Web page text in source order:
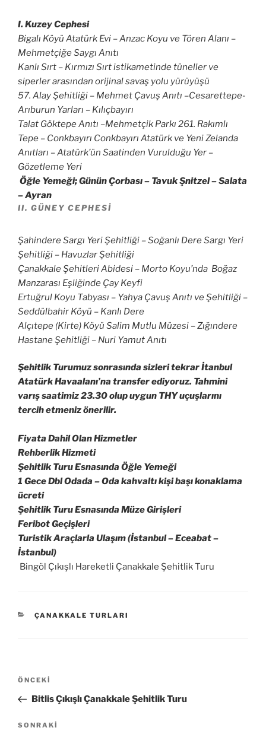
I. Kuzey Cephesi
Bigalı Köyü Atatürk Evi – Anzac Koyu ve Tören Alanı –
Mehmetçiğe Saygı Anıtı
Kanlı Sırt – Kırmızı Sırt istikametinde tüneller ve
siperler arasından orijinal savaş yolu yürüyüşü
57. Alay Şehitliği – Mehmet Çavuş Anıtı –Cesarettepe-
Arıburun Yarları – Kılıçbayırı
Talat Göktepe Anıtı –Mehmetçik Parkı 261. Rakımlı
Tepe – Conkbayırı Conkbayırı Atatürk ve Yeni Zelanda
Anıtları – Atatürk’ün Saatinden Vurulduğu Yer –
Gözetleme Yeri
Öğle Yemeği; Günün Çorbası – Tavuk Şnitzel – Salata
– Ayran
II. GÜNEY CEPHESI
Şahindere Sargı Yeri Şehitliği – Soğanlı Dere Sargı Yeri
Şehitliği – Havuzlar Şehitliği
Çanakkale Şehitleri Abidesi – Morto Koyu’nda Boğaz
Manzarası Eşliğinde Çay Keyfi
Ertuğrul Koyu Tabyası – Yahya Çavuş Anıtı ve Şehitliği –
Seddülbahir Köyü – Kanlı Dere
Alçıtepe (Kirte) Köyü Salim Mutlu Müzesi – Zığındere
Hastane Şehitliği – Nuri Yamut Anıtı
Şehitlik Turumuz sonrasında sizleri tekrar İtanbul
Atatürk Havaalanı’na transfer ediyoruz. Tahmini
varış saatimiz 23.30 olup uygun THY uçuşlarını
tercih etmeniz önerilir.
Fiyata Dahil Olan Hizmetler
Rehberlik Hizmeti
Şehitlik Turu Esnasında Öğle Yemeği
1 Gece Dbl Odada – Oda kahvaltı kişi başı konaklama
ücreti
Şehitlik Turu Esnasında Müze Girişleri
Feribot Geçişleri
Turistik Araçlarla Ulaşım (İstanbul – Eceabat –
İstanbul)
Bingöl Çıkışlı Hareketli Çanakkale Şehitlik Turu
KATEGORILER
ÇANAKKALE TURLARI
Yazı
Önceki
Yazı
ÖNCEKI
Bitlis Çıkışlı Çanakkale Şehitlik Turu
Sonraki
SONRAKI